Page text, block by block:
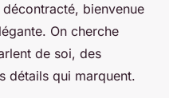
bienvenue
On cherche
de soi, des
détails qui marquent.